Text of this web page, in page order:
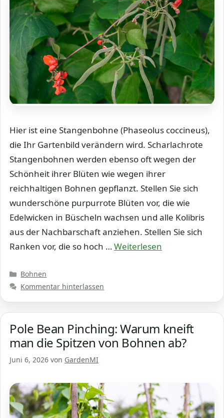
Hier ist eine Stangenbohne (Phaseolus coccineus),
die Ihr Gartenbild verändern wird. Scharlachrote
Stangenbohnen werden ebenso oft wegen der
Schönheit ihrer Blüten wie wegen ihrer
reichhaltigen Bohnen gepflanzt. Stellen Sie sich
wunderschöne purpurrote Blüten vor, die wie
Edelwicken in Büscheln wachsen und alle Kolibris
aus der Nachbarschaft anziehen. Stellen Sie sich
Ranken vor, die so hoch …Weiterlesen
Kategorien
Bohnen
Kommentar hinterlassen
Pole Bean Pinching: Warum kneift
man die Spitzen von Bohnen ab?
Juni 6, 2026 von GardenMI